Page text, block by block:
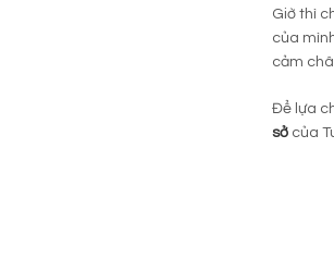
Giờ thì
của
cảm
Để lựa
sở của